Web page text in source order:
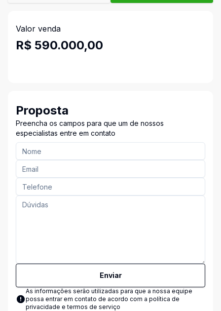
Valor venda
R$ 590.000,00
Proposta
Preencha os campos para que um de nossos
especialistas entre em contato
Enviar
As informações serão utilizadas para que a nossa equipe
possa entrar em contato de acordo com a política de
privacidade e termos de serviço